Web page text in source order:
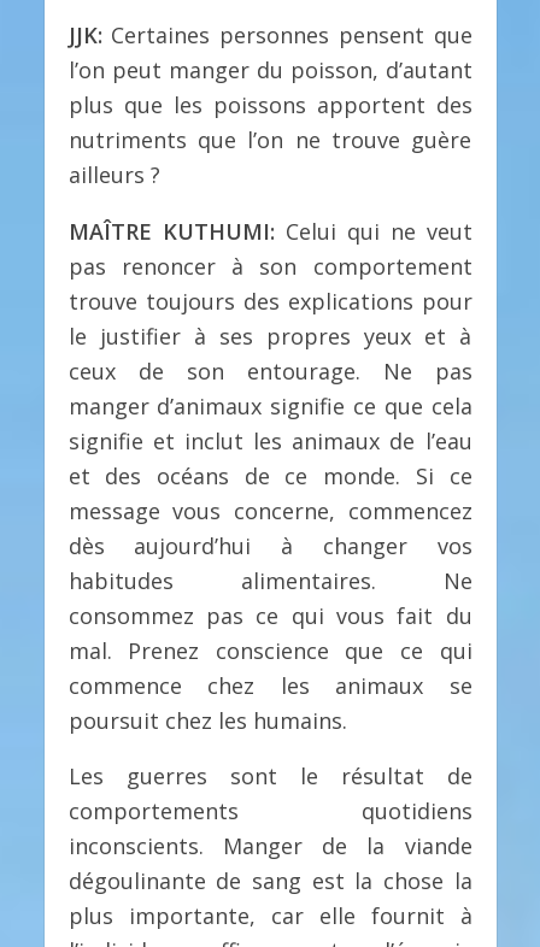
JJK: Certaines personnes pensent que
l’on peut manger du poisson, d’autant
plus que les poissons apportent des
nutriments que l’on ne trouve guère
ailleurs ?
MAÎTRE KUTHUMI: Celui qui ne veut
pas renoncer à son comportement
trouve toujours des explications pour
le justifier à ses propres yeux et à
ceux de son entourage. Ne pas
manger d’animaux signifie ce que cela
signifie et inclut les animaux de l’eau
et des océans de ce monde. Si ce
message vous concerne, commencez
dès aujourd’hui à changer vos
habitudes alimentaires. Ne
consommez pas ce qui vous fait du
mal. Prenez conscience que ce qui
commence chez les animaux se
poursuit chez les humains.
Les guerres sont le résultat de
comportements quotidiens
inconscients. Manger de la viande
dégoulinante de sang est la chose la
plus importante, car elle fournit à